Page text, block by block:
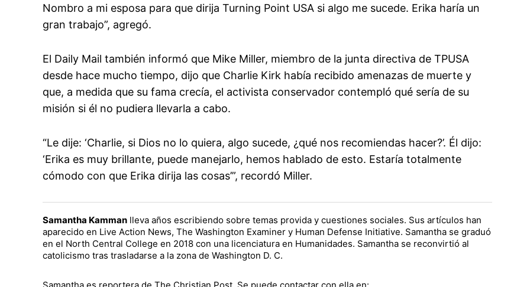
Nombro a mi esposa para que dirija Turning Point USA si algo me sucede. Erika haría un
gran trabajo”, agregó.
El Daily Mail también informó que Mike Miller, miembro de la junta directiva de TPUSA
desde hace mucho tiempo, dijo que Charlie Kirk había recibido amenazas de muerte y
que, a medida que su fama crecía, el activista conservador contempló qué sería de su
misión si él no pudiera llevarla a cabo.
“Le dije: ‘Charlie, si Dios no lo quiera, algo sucede, ¿qué nos recomiendas hacer?’. Él dijo:
‘Erika es muy brillante, puede manejarlo, hemos hablado de esto. Estaría totalmente
cómodo con que Erika dirija las cosas’”, recordó Miller.
Samantha Kamman lleva años escribiendo sobre temas provida y cuestiones sociales. Sus artículos han
aparecido en Live Action News, The Washington Examiner y Human Defense Initiative. Samantha se graduó
en el North Central College en 2018 con una licenciatura en Humanidades. Samantha se reconvirtió al
catolicismo tras trasladarse a la zona de Washington D. C.